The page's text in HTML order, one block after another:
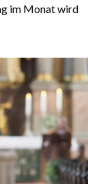
im Monat wird